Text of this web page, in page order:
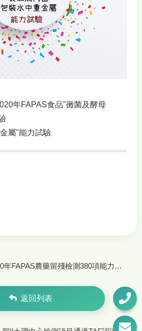
年FAPAS食品"黴菌及酵母
屬"能力試驗
土調中心通過2020年FAPAS農藥留殘檢測380項能力試驗及ERA水質能力試驗
返回列表